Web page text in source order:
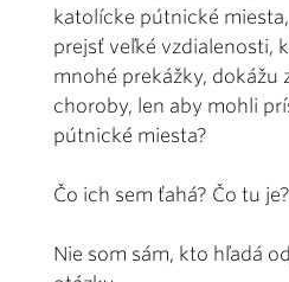
katolícke pútnické
prejsť veľké vzdialenosti,
mnohé prekážky, dokážu
choroby, len aby mohli
pútnické miesta?
Čo ich sem ťahá? Čo tu je?
Nie som sám, kto hľadá